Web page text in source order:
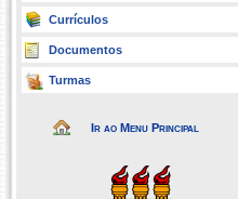
Currículos
Documentos
Turmas
Ir ao Menu Principal